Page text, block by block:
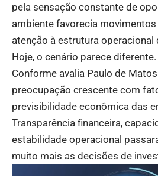
pela sensação constante de
ambiente favorecia
atenção à estrutura
Hoje, o cenário parece diferente.
Conforme avalia Paulo de
preocupação crescente com
previsibilidade econômica das
Transparência financeira,
estabilidade operacional
muito mais as decisões de